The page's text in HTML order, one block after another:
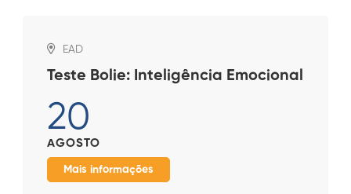
EAD
Teste Bolie: Inteligência Emocional
20
AGOSTO
Mais informações